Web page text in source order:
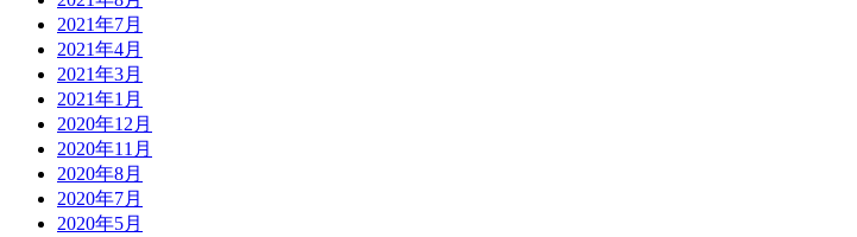
2021年7月
2021年4月
2021年3月
2021年1月
2020年12月
2020年11月
2020年8月
2020年7月
2020年5月